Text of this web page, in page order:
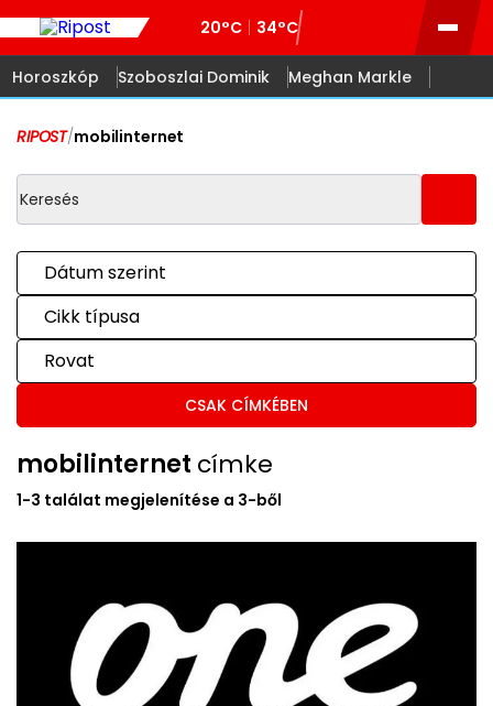
20°C 34°C
Horoszkóp Szoboszlai Dominik Meghan Markle
RIPOST/mobilinternet
Dátum szerint
Cikk típusa
Rovat
CSAK CÍMKÉBEN
mobilinternet címke
1-3 találat megjelenítése a 3-ből